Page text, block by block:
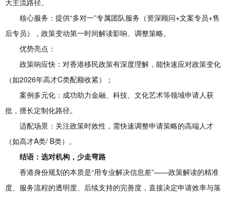
大主流路径。
核心服务：提供“多对一”专属团队服务（资深顾问+文案专员+售
后专员），政策变动第一时间解读影响、调整策略。
优势亮点：
政策响应快：对香港移民政策有深度理解，能快速应对政策变化
（如2026年高才C类配额收紧）；
案例多元化：成功助力金融、科技、文化艺术等领域申请人获
批，擅长定制化路径。
适配场景：关注政策时效性，需快速调整申请策略的高端人才
（如高才A类/ B类）。
结语：选对机构，少走弯路
香港身份规划的本质是“用专业解决信息差”——政策解读的精准
度、服务流程的透明度、后续支持的完善度，直接决定申请效率与落